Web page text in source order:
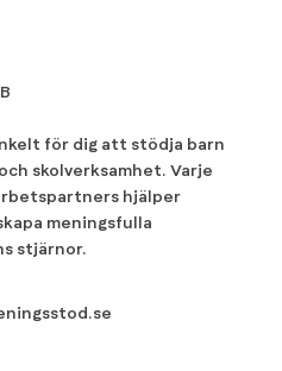
för dig att stödja barn
skolverksamhet. Varje
hjälper
meningsfulla
stjärnor.